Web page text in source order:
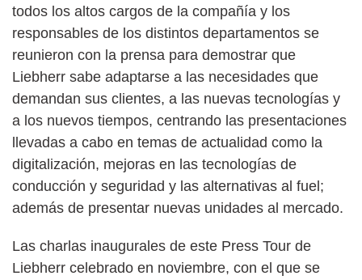
todos los altos cargos de la compañía y los
responsables de los distintos departamentos se
reunieron con la prensa para demostrar que
Liebherr sabe adaptarse a las necesidades que
demandan sus clientes, a las nuevas tecnologías y
a los nuevos tiempos, centrando las presentaciones
llevadas a cabo en temas de actualidad como la
digitalización, mejoras en las tecnologías de
conducción y seguridad y las alternativas al fuel;
además de presentar nuevas unidades al mercado.
Las charlas inaugurales de este Press Tour de
Liebherr celebrado en noviembre, con el que se